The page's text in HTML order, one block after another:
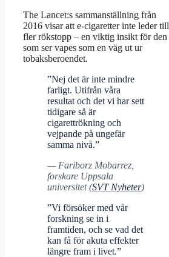
The Lancet:s sammanställning från
2016 visar att e-cigaretter inte leder till
fler rökstopp – en viktig insikt för den
som ser vapes som en väg ut ur
tobaksberoendet.
”Nej det är inte mindre
farligt. Utifrån våra
resultat och det vi har sett
tidigare så är
cigarettrökning och
vejpande på ungefär
samma nivå.”
— Fariborz Mobarrez,
forskare Uppsala
universitet (SVT Nyheter)
”Vi försöker med vår
forskning se in i
framtiden, och se vad det
kan få för akuta effekter
längre fram i livet.”